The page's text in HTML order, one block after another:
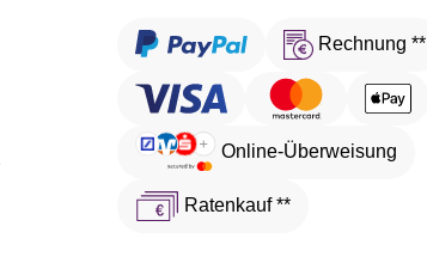
Rechnung **
Online-Überweisung
Ratenkauf **